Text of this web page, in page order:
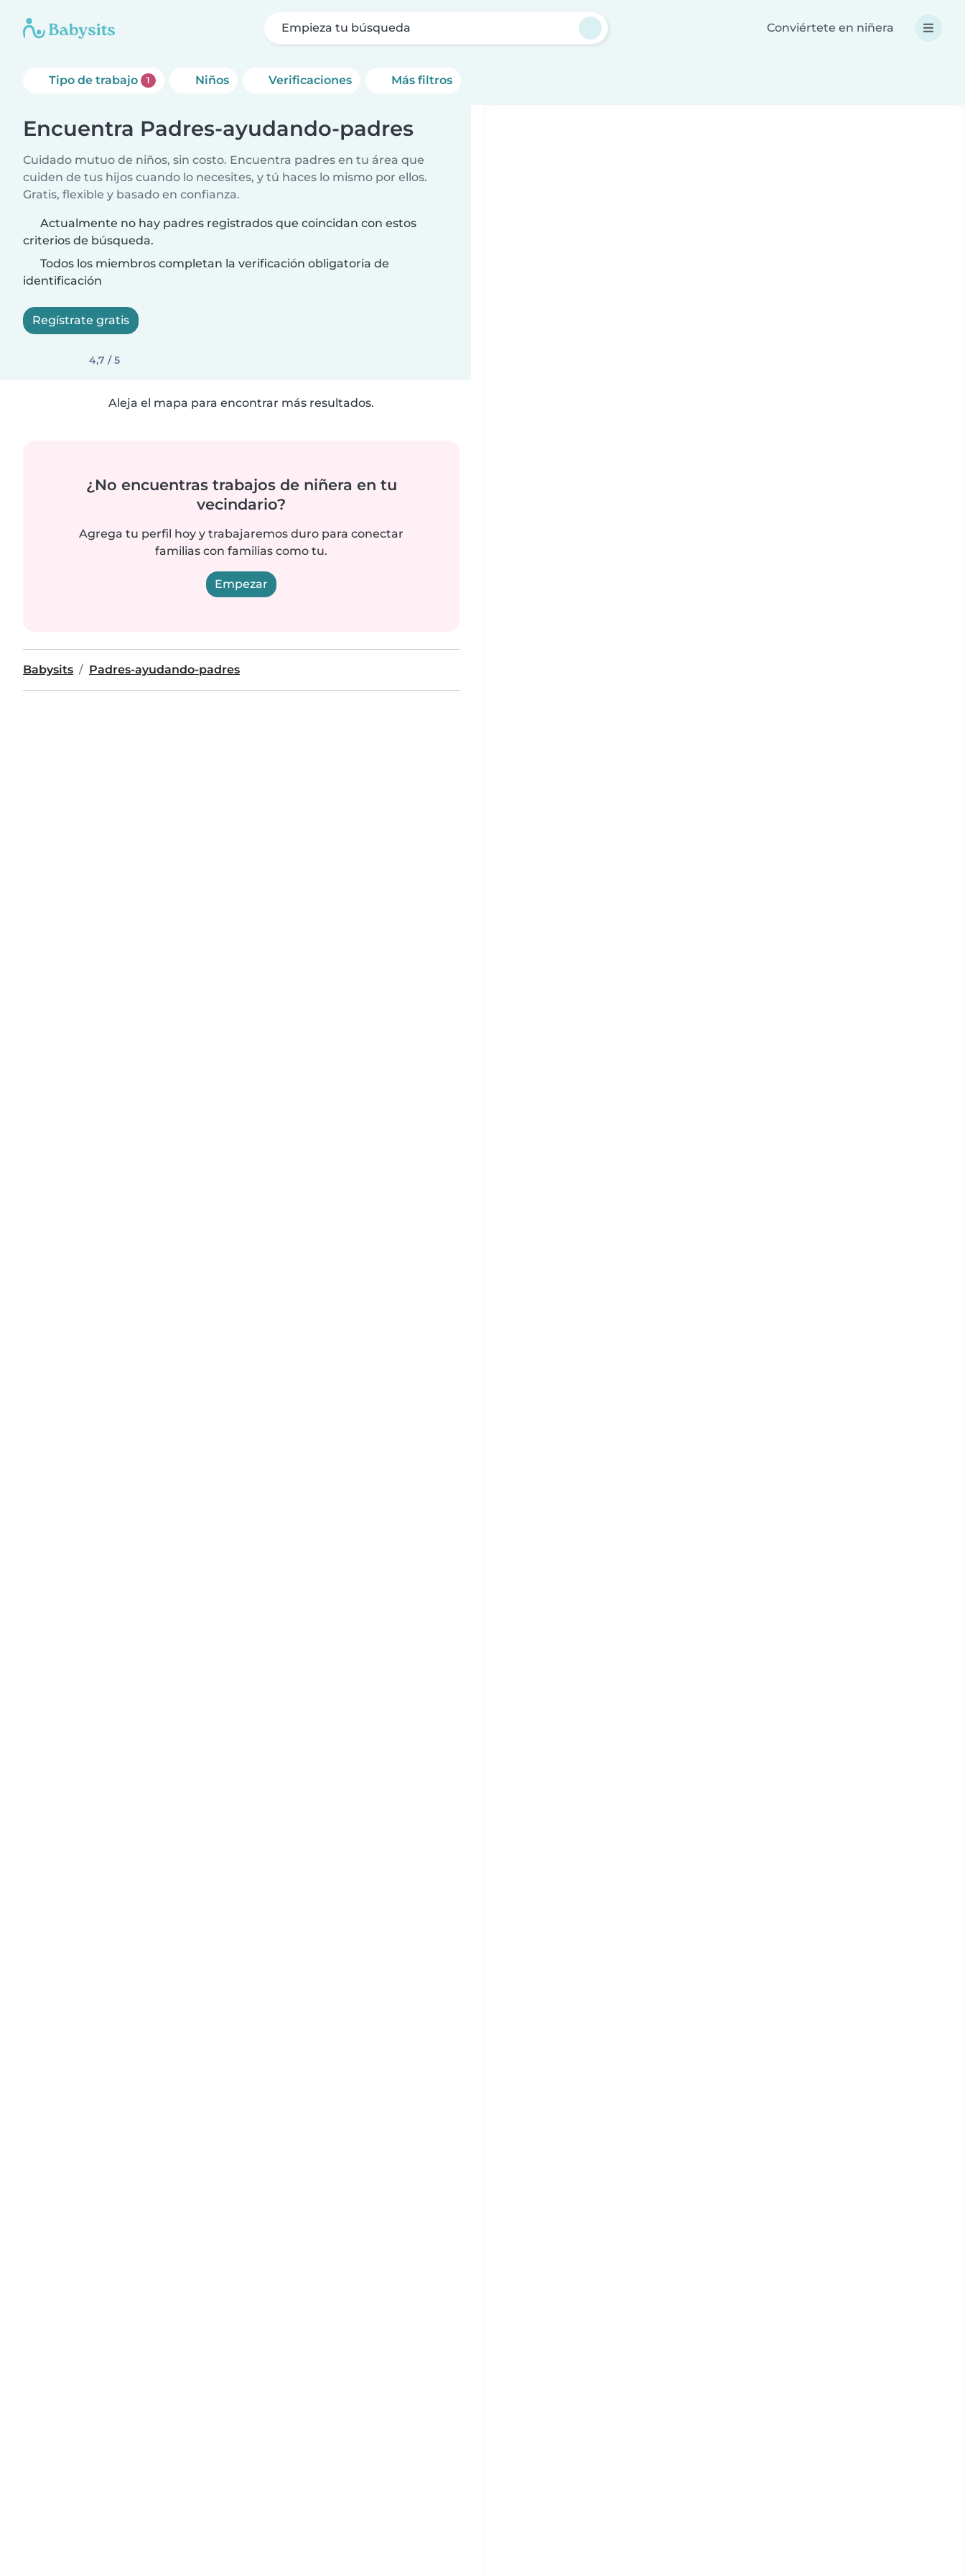
Empieza tu búsqueda Conviértete en niñera
Tipo de trabajo 1 Niños Verificaciones Más filtros
Encuentra Padres-ayudando-padres
Cuidado mutuo de niños, sin costo. Encuentra padres en tu área que
cuiden de tus hijos cuando lo necesites, y tú haces lo mismo por ellos.
Gratis, flexible y basado en confianza.
Actualmente no hay padres registrados que coincidan con estos
criterios de búsqueda.
Todos los miembros completan la verificación obligatoria de
identificación
Regístrate gratis
4,7 / 5
Aleja el mapa para encontrar más resultados.
¿No encuentras trabajos de niñera en tu
vecindario?
Agrega tu perfil hoy y trabajaremos duro para conectar
familias con familias como tu.
Empezar
Babysits Padres-ayudando-padres